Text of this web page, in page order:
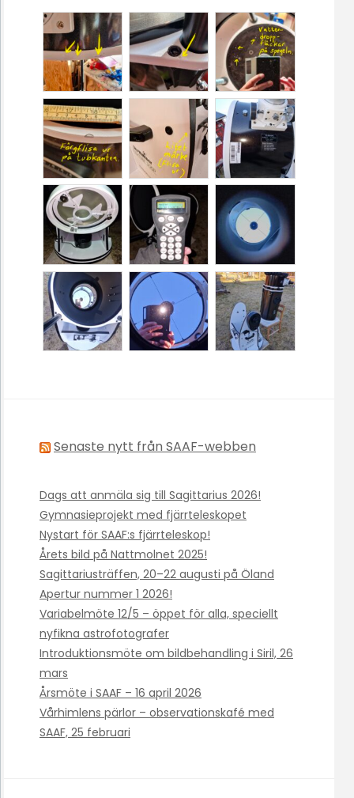
Senaste nytt från SAAF-webben
Dags att anmäla sig till Sagittarius 2026!
Gymnasieprojekt med fjärrteleskopet
Nystart för SAAF:s fjärrteleskop!
Årets bild på Nattmolnet 2025!
Sagittariusträffen, 20–22 augusti på Öland
Apertur nummer 1 2026!
Variabelmöte 12/5 – öppet för alla, speciellt
nyfikna astrofotografer
Introduktionsmöte om bildbehandling i Siril, 26
mars
Årsmöte i SAAF – 16 april 2026
Vårhimlens pärlor – observationskafé med
SAAF, 25 februari